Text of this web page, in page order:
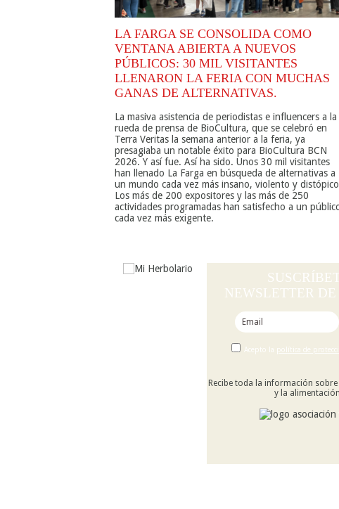
LA FARGA SE CONSOLIDA COMO
VENTANA ABIERTA A NUEVOS
PÚBLICOS: 30 MIL VISITANTES
LLENARON LA FERIA CON MUCHAS
GANAS DE ALTERNATIVAS.
La masiva asistencia de periodistas e influencers a la
rueda de prensa de BioCultura, que se celebró en
Terra Veritas la semana anterior a la feria, ya
presagiaba un notable éxito para BioCultura BCN
2026. Y así fue. Así ha sido. Unos 30 mil visitantes
han llenado La Farga en búsqueda de alternativas a
un mundo cada vez más insano, violento y
Los más de 200 expositores y las más de 250
actividades programadas han satisfecho a un
cada vez más exigente.
NEWSLETTER
Acepto la política de
Recibe toda la información
y la